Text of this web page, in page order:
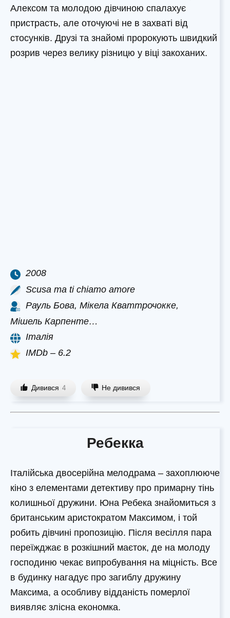
Алексом та молодою дівчиною спалахує
пристрасть, але оточуючі не в захваті від
стосунків. Друзі та знайомі пророкують швидкий
розрив через велику різницю у віці закоханих.
2008
Scusa ma ti chiamo amore
Рауль Бова, Мікела Кваттрочокке,
Мішель Карпенте…
Італія
IMDb – 6.2
Дивився 4 Не дивився
Ребекка
Італійська двосерійна мелодрама – захоплююче
кіно з елементами детективу про примарну тінь
колишньої дружини. Юна Ребека знайомиться з
британським аристократом Максимом, і той
робить дівчині пропозицію. Після весілля пара
переїжджає в розкішний маєток, де на молоду
господиню чекає випробування на міцність. Все
в будинку нагадує про загиблу дружину
Максима, а особливу відданість померлої
виявляє злісна економка.